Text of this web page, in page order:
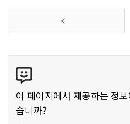
텐
츠
만
이 페이지에서 제공하는 정
습니까?